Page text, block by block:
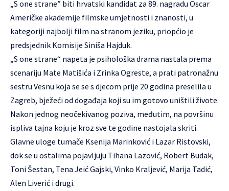
„S one strane” biti hrvatski kandidat za 89. nagradu Oscar
Američke akademije filmske umjetnosti i znanosti, u
kategoriji najbolji film na stranom jeziku, priopćio je
predsjednik Komisije Siniša Hajduk.
„S one strane“ napeta je psihološka drama nastala prema
scenariju Mate Matišića i Zrinka Ogreste, a prati patronažnu
sestru Vesnu koja se se s djecom prije 20 godina preselila u
Zagreb, bježeći od događaja koji su im gotovo uništili živote.
Nakon jednog neočekivanog poziva, međutim, na površinu
ispliva tajna koju je kroz sve te godine nastojala skriti.
Glavne uloge tumače Ksenija Marinković i Lazar Ristovski,
dok se u ostalima pojavljuju Tihana Lazović, Robert Budak,
Toni Šestan, Tena Jeić Gajski, Vinko Kraljević, Marija Tadić,
Alen Liverić i drugi.